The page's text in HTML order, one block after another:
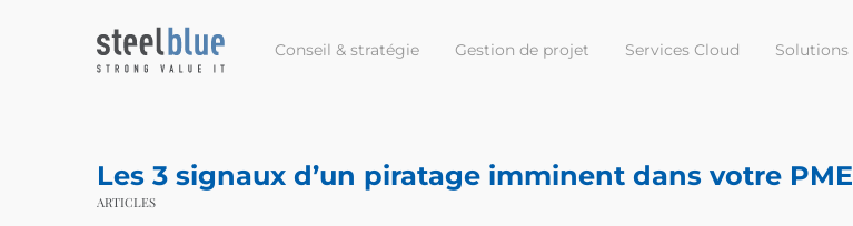
Conseil & stratégie Gestion de projet Services Cloud Solutions
Les 3 signaux d’un piratage imminent dans votre PME
ARTICLES